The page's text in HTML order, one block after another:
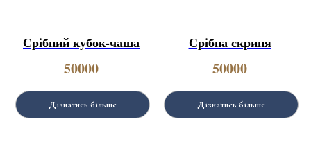
Срібний кубок-чаша
50000
Дізнатись більше
Срібна скриня
50000
Дізнатись більше